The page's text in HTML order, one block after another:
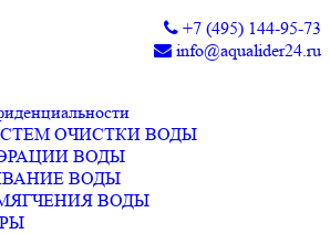
+7 (495) 144-95-73
info@aqualider24.ru
ОЧИСТКИ ВОДЫ
ВОДЫ
ВОДЫ
ВОДЫ